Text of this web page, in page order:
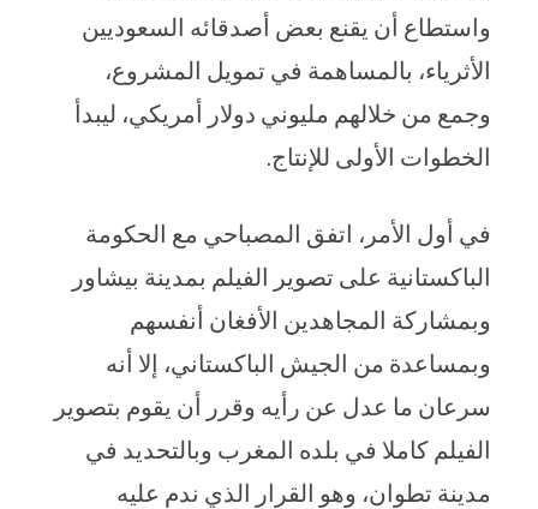
واستطاع أن يقنع بعض أصدقائه السعوديين
الأثرياء، بالمساهمة في تمويل المشروع،
وجمع من خلالهم مليوني دولار أمريكي، ليبدأ
الخطوات الأولى للإنتاج.
في أول الأمر، اتفق المصباحي مع الحكومة
الباكستانية على تصوير الفيلم بمدينة بيشاور
وبمشاركة المجاهدين الأفغان أنفسهم
وبمساعدة من الجيش الباكستاني، إلا أنه
سرعان ما عدل عن رأيه وقرر أن يقوم بتصوير
الفيلم كاملا في بلده المغرب وبالتحديد في
مدينة تطوان، وهو القرار الذي ندم عليه